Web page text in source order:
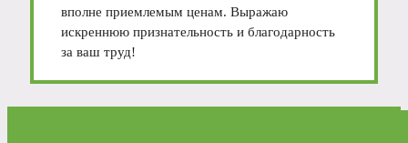
вполне приемлемым ценам. Выражаю
искреннюю признательность и благодарность
за ваш труд!